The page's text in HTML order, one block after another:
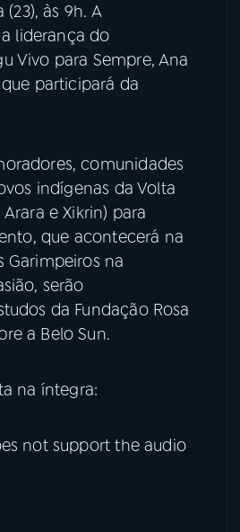
Facebook
às 9h. A
liderança do
Vivo para Sempre, Ana
participará da
comunidades
indígenas da Volta
e Xikrin) para
que acontecerá na
Garimpeiros na
serão
da Fundação Rosa
a Belo Sun.
na íntegra:
not support the audio